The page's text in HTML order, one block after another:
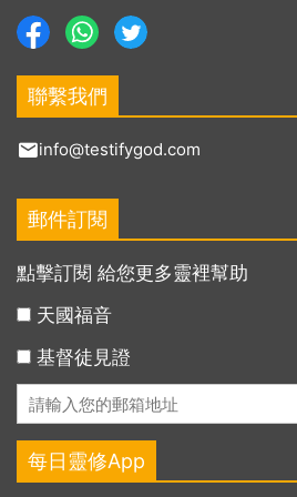
聯繫我們
info@testifygod.com
郵件訂閱
點擊訂閱 給您更多靈裡幫助
天國福音
基督徒見證
每日靈修App